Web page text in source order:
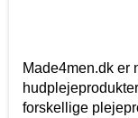
Made4men.dk er
forskellige